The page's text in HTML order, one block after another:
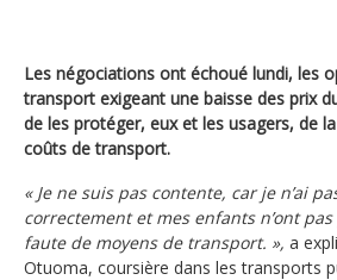
Les négociations ont échoué lundi, les
transport exigeant une baisse des prix
de les protéger, eux et les usagers, de
coûts de transport.
« Je ne suis pas contente, car je n’ai
correctement et mes enfants n’ont pas
faute de moyens de transport. », a
Otuoma, coursière dans les transports